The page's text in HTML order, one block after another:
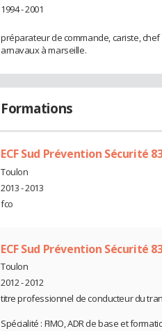
1994 - 2001
préparateur de commande, cariste,
arnavaux à marseille.
Formations
ECF Sud Prévention Sécurité
Toulon
2013 - 2013
fco
ECF Sud Prévention Sécurité
Toulon
2012 - 2012
titre professionnel de conducteur du
Spécialité : FIMO, ADR de base et